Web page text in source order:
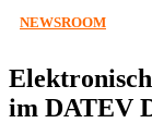
NEWSROOM
im DATEV